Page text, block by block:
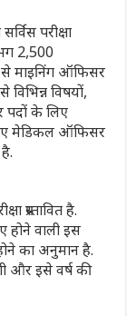
परीक्षा
2,500
से माइनिंग ऑफिसर
विषयों,
पदों के लिए
मेडिकल ऑफिसर
प्रस्तावित है.
वाली इस
का अनुमान है.
और इसे वर्ष की